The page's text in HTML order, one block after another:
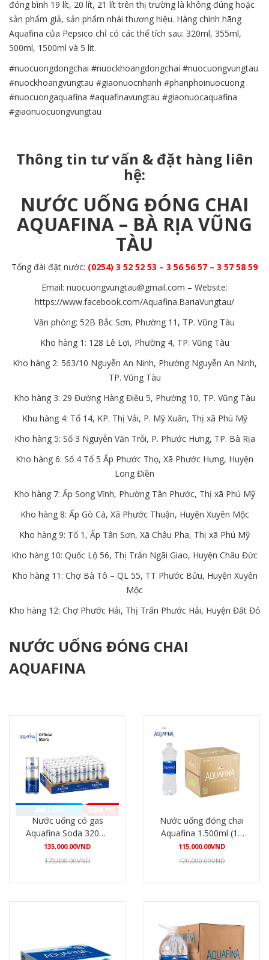
đóng bình 19 lít, 20 lít, 21 lít trên thị trường là không đúng hoặc
sản phẩm giả, sản phẩm nhái thương hiệu. Hàng chính hãng
Aquafina của Pepsico chỉ có các thể tích sau: 320ml, 355ml,
500ml, 1500ml và 5 lít.
#nuocuongdongchai #nuockhoangdongchai #nuocuongvungtau
#nuockhoangvungtau #giaonuocnhanh #phanphoinuocuong
#nuocuongaquafina #aquafinavungtau #giaonuocaquafina
#giaonuocuongvungtau
Thông tin tư vấn & đặt hàng liên
hệ:
NƯỚC UỐNG ĐÓNG CHAI
AQUAFINA – BÀ RỊA VŨNG
TÀU
Tổng đài đặt nước: (0254) 3 52 52 53 – 3 56 56 57 – 3 57 58 59
Email: nuocuongvungtau@gmail.com – Website:
https://www.facebook.com/Aquafina.BariaVungtau/
Văn phòng: 52B Bắc Sơn, Phường 11, TP. Vũng Tàu
Kho hàng 1: 128 Lê Lợi, Phường 4, TP. Vũng Tàu
Kho hàng 2: 563/10 Nguyễn An Ninh, Phường Nguyễn An Ninh,
TP. Vũng Tàu
Kho hàng 3: 29 Đường Hàng Điều 5, Phường 10, TP. Vũng Tàu
Khu hàng 4: Tổ 14, KP. Thị Vải, P. Mỹ Xuân, Thị xã Phú Mỹ
Kho hàng 5: Số 3 Nguyễn Văn Trỗi, P. Phước Hưng, TP. Bà Rịa
Kho hàng 6: Số 4 Tổ 5 Ấp Phước Thọ, Xã Phước Hưng, Huyện
Long Điền
Kho hàng 7: Ấp Song Vĩnh, Phường Tân Phước, Thị xã Phú Mỹ
Kho hàng 8: Ấp Gò Cà, Xã Phước Thuận, Huyện Xuyên Mộc
Kho hàng 9: Tổ 1, Ấp Tân Sơn, Xã Châu Pha, Thị xã Phú Mỹ
Kho hàng 10: Quốc Lộ 56, Thị Trấn Ngãi Giao, Huyện Châu Đức
Kho hàng 11: Chợ Bà Tô – QL 55, TT Phước Bửu, Huyện Xuyên
Mộc
Kho hàng 12: Chợ Phước Hải, Thị Trấn Phước Hải, Huyện Đất Đỏ
NƯỚC UỐNG ĐÓNG CHAI
AQUAFINA
Nước uống có gas
Aquafina Soda 320ml
(24 lon/thùng)
135,000.00VND
170,000.00VND
Nước uống đóng chai
Aquafina 1.500ml (12
chai/thùng)
115,000.00VND
120,000.00VND